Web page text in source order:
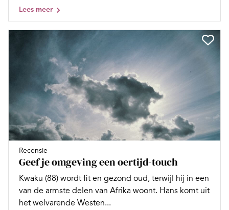
Lees meer
Recensie
Geef je omgeving een oertijd-touch
Kwaku (88) wordt fit en gezond oud, terwijl hij in een
van de armste delen van Afrika woont. Hans komt uit
het welvarende Westen...